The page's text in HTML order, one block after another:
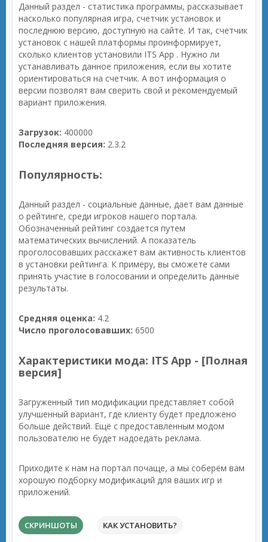
Данный раздел - статистика программы, рассказывает
насколько популярная игра, счетчик установок и
последнюю версию, доступную на сайте. И так, счетчик
установок с нашей платформы проинформирует,
сколько клиентов установили ITS App . Нужно ли
устанавливать данное приложения, если вы хотите
ориентироваться на счетчик. А вот информация о
версии позволят вам сверить свой и рекомендуемый
вариант приложения.
Загрузок: 400000
Последняя версия: 2.3.2
Популярность:
Данный раздел - социальные данные, дает вам данные
о рейтинге, среди игроков нашего портала.
Обозначенный рейтинг создается путем
математических вычислений. А показатель
проголосовавших расскажет вам активность клиентов
в установки рейтинга. К примеру, вы сможете сами
принять участие в голосовании и определить данные
результаты.
Средняя оценка: 4.2
Число проголосовавших: 6500
Характеристики мода: ITS App - [Полная
версия]
Загруженный тип модификации представляет собой
улучшенный вариант, где клиенту будет предложено
больше действий. Ещё с предоставленным модом
пользователю не будет надоедать реклама.
Приходите к нам на портал почаще, а мы соберём вам
хорошую подборку модификаций для ваших игр и
приложений.
СКРИНШОТЫ КАК УСТАНОВИТЬ?